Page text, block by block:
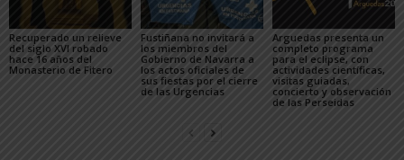
Recuperado un relieve
del siglo XVI robado
hace 16 años del
Monasterio de Fitero
Fustiñana no invitará a
los miembros del
Gobierno de Navarra a
los actos oficiales de
sus fiestas por el cierre
de las Urgencias
Arguedas presenta un
completo programa
para el eclipse, con
actividades científicas,
visitas guiadas,
concierto y observación
de las Perseidas